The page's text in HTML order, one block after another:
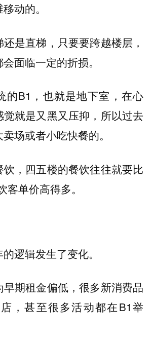
动的。
是直梯，只要要跨越楼层，
面临一定的折损。
的B1，也就是地下室，在心
就是又黑又压抑，所以过去
场或者小吃快餐的。
饮，四五楼的餐饮往往就要比
客单价高得多。
逻辑发生了变化。
早期租金偏低，很多新消费品
，甚至很多活动都在B1举